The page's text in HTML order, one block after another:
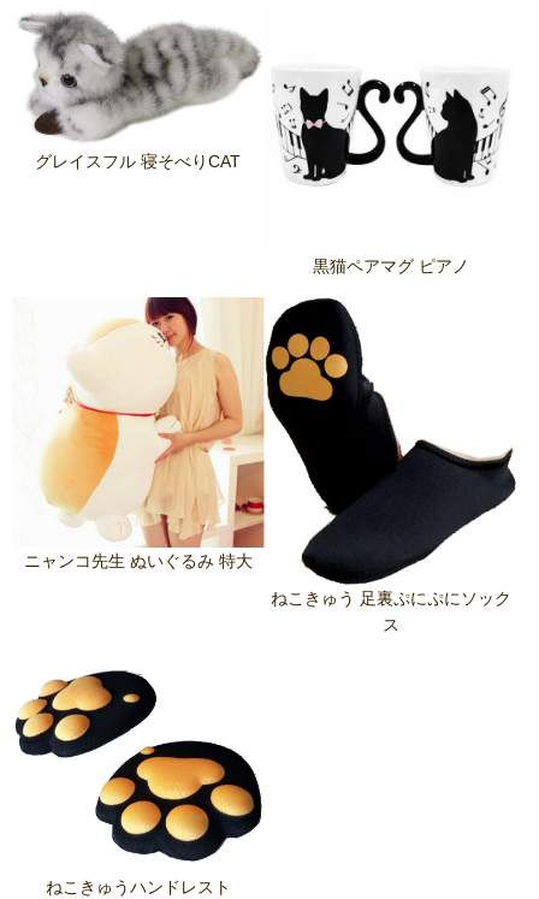
グレイスフル 寝そべりCAT
黒猫ペアマグ ピアノ
ニャンコ先生 ぬいぐるみ 特大
ねこきゅう 足裏ぷにぷにソック
ス
ねこきゅうハンドレスト